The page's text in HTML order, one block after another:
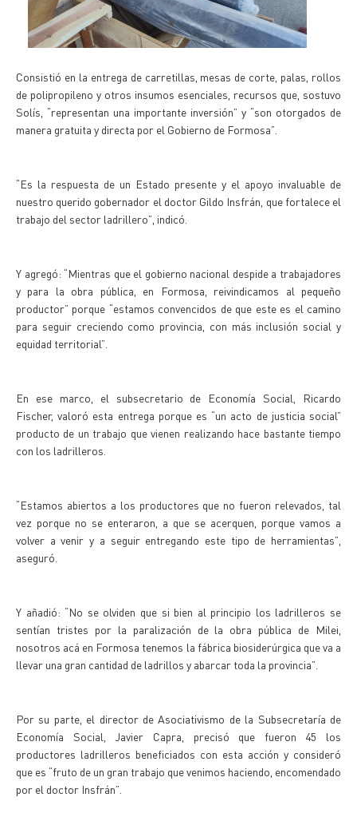
Consistió en la entrega de carretillas, mesas de corte, palas, rollos
de polipropileno y otros insumos esenciales, recursos que, sostuvo
Solís, “representan una importante inversión” y “son otorgados de
manera gratuita y directa por el Gobierno de Formosa”.
“Es la respuesta de un Estado presente y el apoyo invaluable de
nuestro querido gobernador el doctor Gildo Insfrán, que fortalece el
trabajo del sector ladrillero”, indicó.
Y agregó: “Mientras que el gobierno nacional despide a trabajadores
y para la obra pública, en Formosa, reivindicamos al pequeño
productor” porque “estamos convencidos de que este es el camino
para seguir creciendo como provincia, con más inclusión social y
equidad territorial”.
En ese marco, el subsecretario de Economía Social, Ricardo
Fischer, valoró esta entrega porque es “un acto de justicia social”
producto de un trabajo que vienen realizando hace bastante tiempo
con los ladrilleros.
“Estamos abiertos a los productores que no fueron relevados, tal
vez porque no se enteraron, a que se acerquen, porque vamos a
volver a venir y a seguir entregando este tipo de herramientas”,
aseguró.
Y añadió: “No se olviden que si bien al principio los ladrilleros se
sentían tristes por la paralización de la obra pública de Milei,
nosotros acá en Formosa tenemos la fábrica biosiderúrgica que va a
llevar una gran cantidad de ladrillos y abarcar toda la provincia”.
Por su parte, el director de Asociativismo de la Subsecretaría de
Economía Social, Javier Capra, precisó que fueron 45 los
productores ladrilleros beneficiados con esta acción y consideró
que es “fruto de un gran trabajo que venimos haciendo, encomendado
por el doctor Insfrán”.